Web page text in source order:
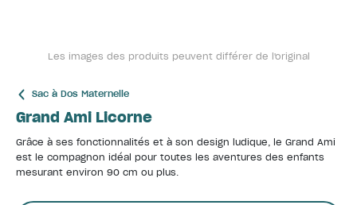
Les images des produits peuvent différer de l'original
Sac à Dos Maternelle
Grand Ami Licorne
Grâce à ses fonctionnalités et à son design ludique, le Grand Ami
est le compagnon idéal pour toutes les aventures des enfants
mesurant environ 90 cm ou plus.